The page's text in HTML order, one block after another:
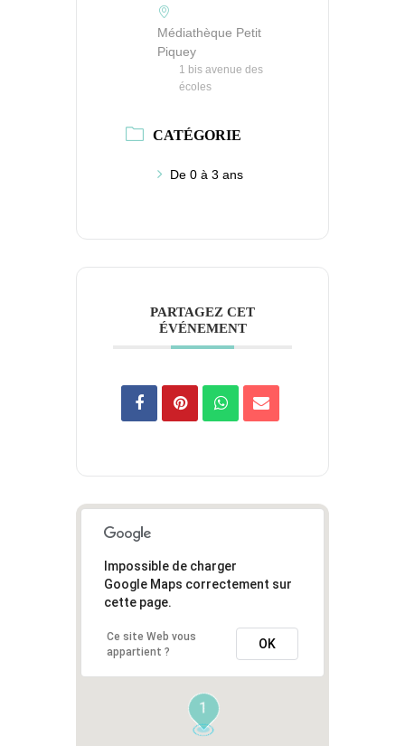
Médiathèque Petit
Piquey
1 bis avenue des
écoles
CATÉGORIE
De 0 à 3 ans
PARTAGEZ CET
ÉVÉNEMENT
1
Impossible de charger
Google Maps correctement sur
cette page.
Ce site Web vous
appartient ?
OK